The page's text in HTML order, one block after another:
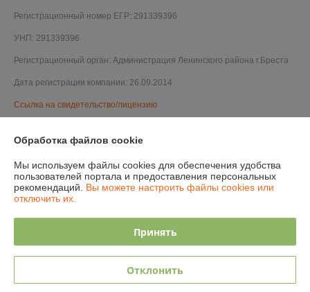
Регистрационный номер ЕГР: 291339396
УНП: 291339396
Регистрационный орган: Администрация Ленинского района г.Бреста
Дата регистрации компании: 26.09.2014
Ссылка на свидетельство/лицензию
Ссылка на свидетельство/лицензию
Ссылка на свидетельство/лицензию
Ссылка на свидетельство/лицензию
Ссылка на свидетельство/лицензию
Ссылка на свидетельство/лицензию
Ссылка на свидетельство/лицензию
Обработка файлов cookie
Мы используем файлы cookies для обеспечения удобства
пользователей портала и предоставления персональных
рекомендаций. Вы можете настроить файлы cookies или
отключить их.
Принять
Отклонить